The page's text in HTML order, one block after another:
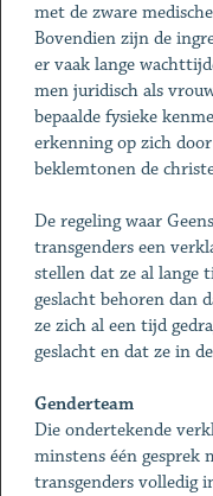
met de zware
Bovendien zijn de
er vaak lange
men juridisch als
bepaalde fysieke
erkenning op zich
beklemtonen de
De regeling waar
transgenders een
stellen dat ze al lange
geslacht behoren dan
ze zich al een tijd
geslacht en dat ze in
Genderteam
Die ondertekende
minstens één gesprek
transgenders volledig